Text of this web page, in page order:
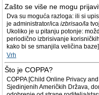
Zašto se više ne mogu
Dva su moguća razloga: ili si
je administrator/ica izbrisao/la
Ukoliko je u pitanju potonje:
periodično izbrisivanje
kako bi se smanjila veličina
Vrh
Što je COPPA?
COPPA [Child Online Privacy
Sjedinjenih Američkih Država,